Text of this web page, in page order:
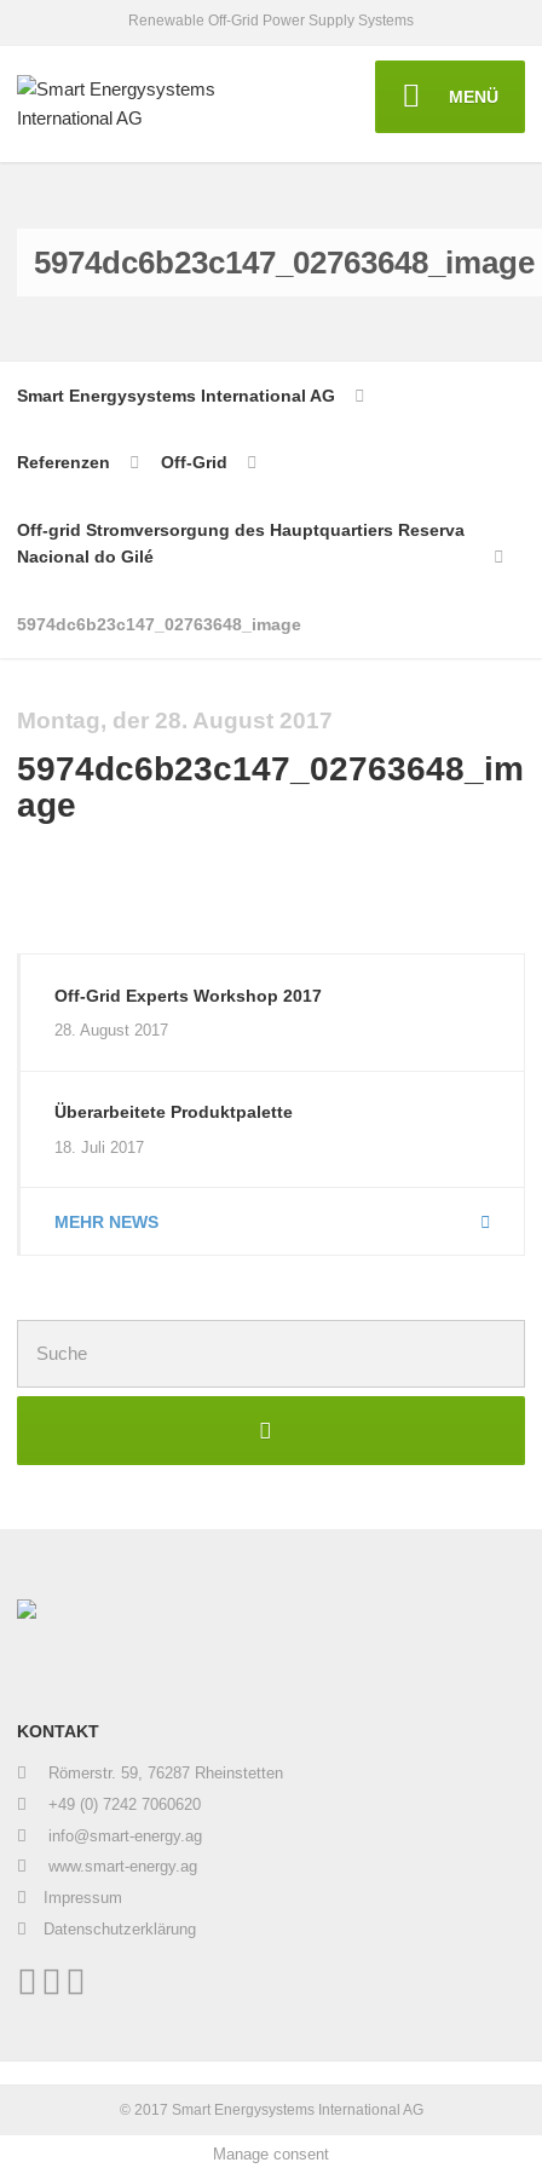
Renewable Off-Grid Power Supply Systems
MENÜ
5974dc6b23c147_02763648_image
Smart Energysystems International AG
Referenzen Off-Grid
Off-grid Stromversorgung des Hauptquartiers Reserva
Nacional do Gilé
5974dc6b23c147_02763648_image
Montag, der 28. August 2017
5974dc6b23c147_02763648_im
age
Off-Grid Experts Workshop 2017
28. August 2017
Überarbeitete Produktpalette
18. Juli 2017
MEHR NEWS
nach:
KONTAKT
Römerstr. 59, 76287 Rheinstetten
+49 (0) 7242 7060620
info@smart-energy.ag
www.smart-energy.ag
Impressum
Datenschutzerklärung
© 2017 Smart Energysystems International AG
Manage consent